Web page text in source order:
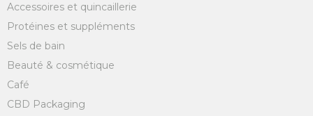
Accessoires et quincaillerie
Protéines et suppléments
Sels de bain
Beauté & cosmétique
Café
CBD Packaging